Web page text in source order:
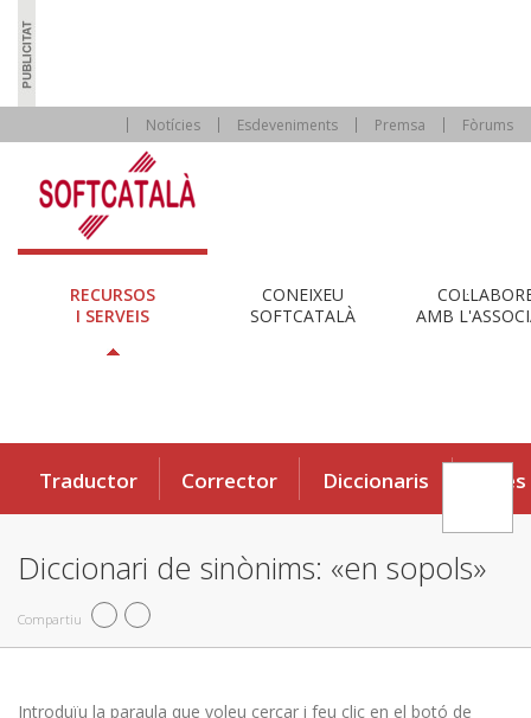
Notícies Esdeveniments Premsa Fòrums
RECURSOS
I SERVEIS
CONEIXEU
SOFTCATALÀ
AMB
Traductor Corrector Diccionaris Eines
Diccionari de sinònims: «en sopols»
Compartiu
Introduïu la paraula que voleu cercar i feu clic en el botó de